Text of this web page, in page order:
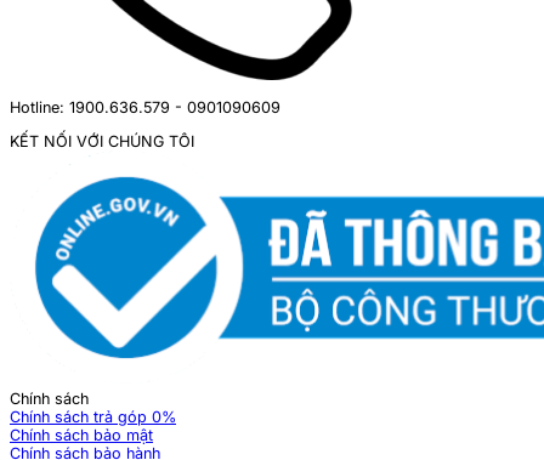
Hotline: 1900.636.579 - 0901090609
KẾT NỐI VỚI CHÚNG TÔI
Chính sách
Chính sách trả góp 0%
Chính sách bảo mật
Chính sách bảo hành